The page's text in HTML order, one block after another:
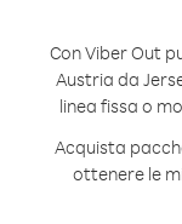
Con Viber Out
Austria da
linea fissa o
Acquista
ottenere le